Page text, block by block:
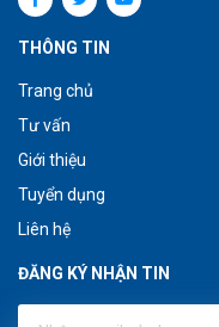
THÔNG TIN
Trang chủ
Tư vấn
Giới thiệu
Tuyển dụng
Liên hệ
ĐĂNG KÝ NHẬN TIN